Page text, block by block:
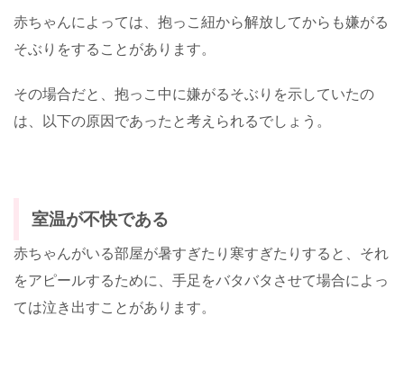
赤ちゃんによっては、抱っこ紐から解放してからも嫌がる
そぶりをすることがあります。
その場合だと、抱っこ中に嫌がるそぶりを示していたの
は、以下の原因であったと考えられるでしょう。
室温が不快である
赤ちゃんがいる部屋が暑すぎたり寒すぎたりすると、それ
をアピールするために、手足をバタバタさせて場合によっ
ては泣き出すことがあります。